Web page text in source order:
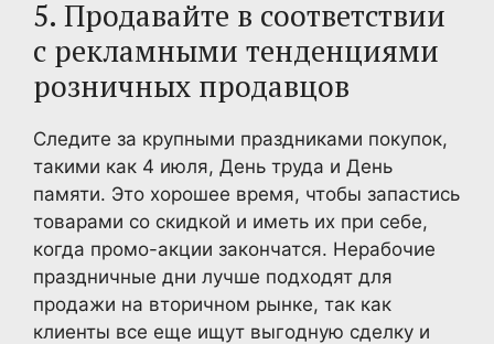
5. Продавайте в соответствии
с рекламными тенденциями
розничных продавцов
Следите за крупными праздниками покупок,
такими как 4 июля, День труда и День
памяти. Это хорошее время, чтобы запастись
товарами со скидкой и иметь их при себе,
когда промо-акции закончатся. Нерабочие
праздничные дни лучше подходят для
продажи на вторичном рынке, так как
клиенты все еще ищут выгодную сделку и